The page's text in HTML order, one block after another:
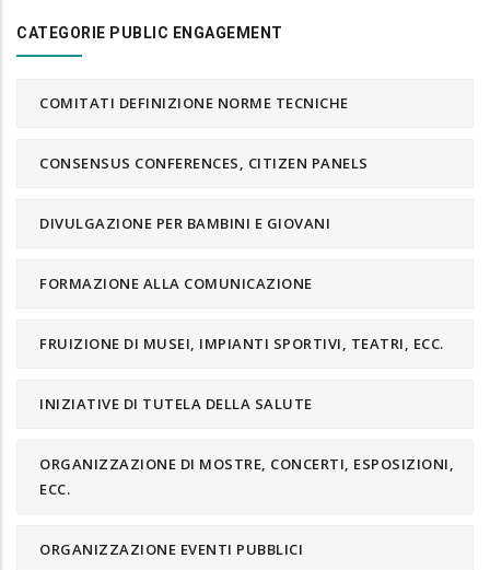
CATEGORIE PUBLIC ENGAGEMENT
COMITATI DEFINIZIONE NORME TECNICHE
CONSENSUS CONFERENCES, CITIZEN PANELS
DIVULGAZIONE PER BAMBINI E GIOVANI
FORMAZIONE ALLA COMUNICAZIONE
FRUIZIONE DI MUSEI, IMPIANTI SPORTIVI, TEATRI, ECC.
INIZIATIVE DI TUTELA DELLA SALUTE
ORGANIZZAZIONE DI MOSTRE, CONCERTI, ESPOSIZIONI,
ECC.
ORGANIZZAZIONE EVENTI PUBBLICI